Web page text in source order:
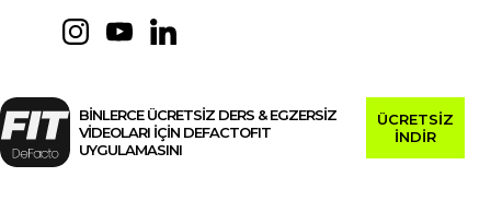
BİNLERCE ÜCRETSİZ DERS & EGZERSİZ
VİDEOLARI İÇİN DEFACTOFIT
UYGULAMASINI
ÜCRETSİZ
İNDİR